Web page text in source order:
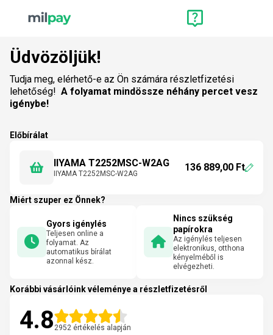
Üdvözöljük!
Tudja meg, elérhető-e az Ön számára részletfizetési
lehetőség! A folyamat mindössze néhány percet vesz
igénybe!
Előbírálat
IIYAMA T2252MSC-W2AG
IIYAMA T2252MSC-W2AG
136 889,00 Ft
Miért szuper ez Önnek?
Gyors igénylés
Teljesen online a
folyamat. Az
automatikus bírálat
azonnal kész.
Nincs szükség
papírokra
Az igénylés teljesen
elektronikus, otthona
kényelméből is
elvégezheti.
Korábbi vásárlóink véleménye a részletfizetésről
4.8 2952 értékelés alapján